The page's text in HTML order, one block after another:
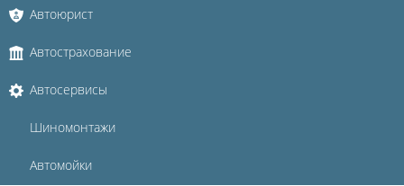
Автоюрист
Автострахование
Автосервисы
Шиномонтажи
Автомойки